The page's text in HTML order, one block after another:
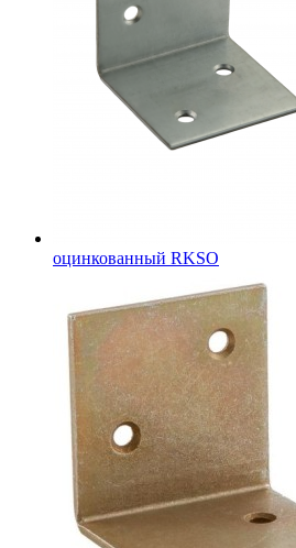
оцинкованный RKSО